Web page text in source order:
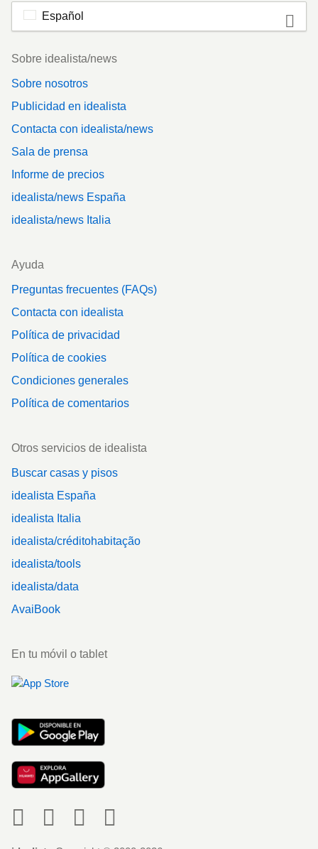
Español
Footer
Sobre idealista/news
Sobre nosotros
Publicidad en idealista
Contacta con idealista/news
Sala de prensa
Informe de precios
idealista/news España
idealista/news Italia
Ayuda
Preguntas frecuentes (FAQs)
Contacta con idealista
Política de privacidad
Política de cookies
Condiciones generales
Política de comentarios
Otros servicios de idealista
Buscar casas y pisos
idealista España
idealista Italia
idealista/créditohabitação
idealista/tools
idealista/data
AvaiBook
En tu móvil o tablet